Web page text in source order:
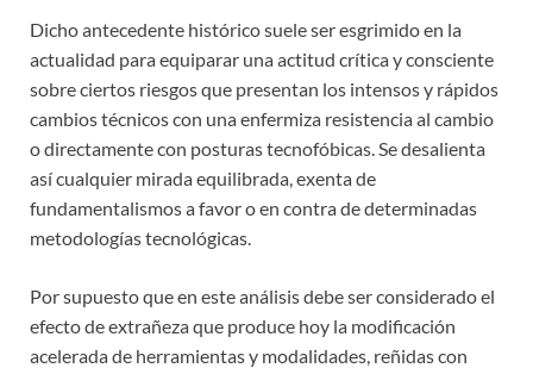
Dicho antecedente histórico suele ser esgrimido en la
actualidad para equiparar una actitud crítica y consciente
sobre ciertos riesgos que presentan los intensos y rápidos
cambios técnicos con una enfermiza resistencia al cambio
o directamente con posturas tecnofóbicas. Se desalienta
así cualquier mirada equilibrada, exenta de
fundamentalismos a favor o en contra de determinadas
metodologías tecnológicas.
Por supuesto que en este análisis debe ser considerado el
efecto de extrañeza que produce hoy la modificación
acelerada de herramientas y modalidades, reñidas con